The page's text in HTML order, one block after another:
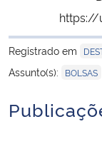
Gabinete de
Advocacia-Geral da União
Banco Central do Brasil
https://
Registrado em
Assunto(s): BOLSAS